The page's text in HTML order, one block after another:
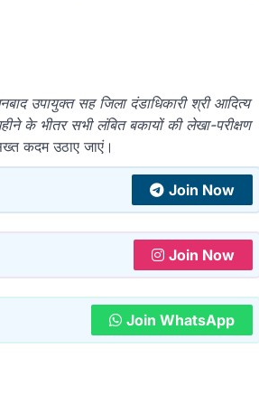
उपायुक्त सह जिला दंडाधिकारी श्री आदित्य
के भीतर सभी लंबित बकायों की लेखा-परीक्षण
कदम उठाए जाएं।
Join Now
Join Now
Join WhatsApp